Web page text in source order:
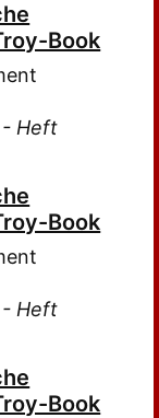
Book
- Heft
Book
- Heft
Book